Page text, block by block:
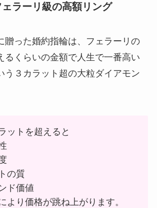
ラーリ級の高額リング
贈った婚約指輪は、フェラーリの
るくらいの金額で人生で一番高い
う３カラット超の大粒ダイアモン
ットを超えると
の質
ド価値
より価格が跳ね上がります。